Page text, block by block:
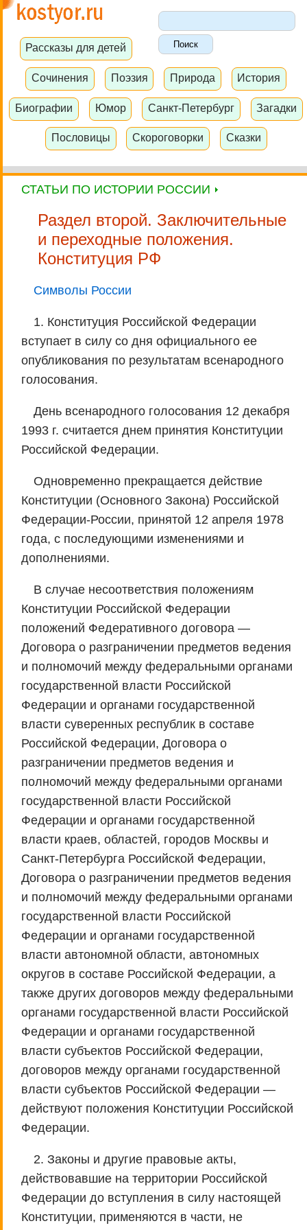
Рассказы для детей
Сочинения Поэзия Природа История
Биографии Юмор Санкт-Петербург Загадки
Пословицы Скороговорки Сказки
СТАТЬИ ПО ИСТОРИИ РОССИИ
Раздел второй. Заключительные
и переходные положения.
Конституция РФ
Символы России
1. Конституция Российской Федерации
вступает в силу со дня официального ее
опубликования по результатам всенародного
голосования.
День всенародного голосования 12 декабря
1993 г. считается днем принятия Конституции
Российской Федерации.
Одновременно прекращается действие
Конституции (Основного Закона) Российской
Федерации-России, принятой 12 апреля 1978
года, с последующими изменениями и
дополнениями.
В случае несоответствия положениям
Конституции Российской Федерации
положений Федеративного договора —
Договора о разграничении предметов ведения
и полномочий между федеральными органами
государственной власти Российской
Федерации и органами государственной
власти суверенных республик в составе
Российской Федерации, Договора о
разграничении предметов ведения и
полномочий между федеральными органами
государственной власти Российской
Федерации и органами государственной
власти краев, областей, городов Москвы и
Санкт-Петербурга Российской Федерации,
Договора о разграничении предметов ведения
и полномочий между федеральными органами
государственной власти Российской
Федерации и органами государственной
власти автономной области, автономных
округов в составе Российской Федерации, а
также других договоров между федеральными
органами государственной власти Российской
Федерации и органами государственной
власти субъектов Российской Федерации,
договоров между органами государственной
власти субъектов Российской Федерации —
действуют положения Конституции Российской
Федерации.
2. Законы и другие правовые акты,
действовавшие на территории Российской
Федерации до вступления в силу настоящей
Конституции, применяются в части, не